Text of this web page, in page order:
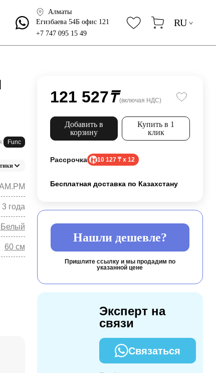
Алматы
Егизбаева 54Б офис 121
+7 747 095 15 49
RU
Func
3 года
Белый
60 см
121 527₸ (включая НДС)
Добавить в
корзину
Купить в 1
клик
Рассрочка 10 127 ₸ x 12
Бесплатная доставка по Казахстану
Нашли дешевле?
Пришлите ссылку и мы продадим по
указанной цене
Эксперт на
связи
Связаться